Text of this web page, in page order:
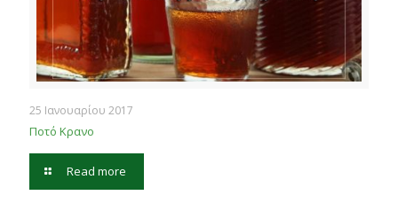
25 Ιανουαρίου 2017
Ποτό Κρανο
Read more